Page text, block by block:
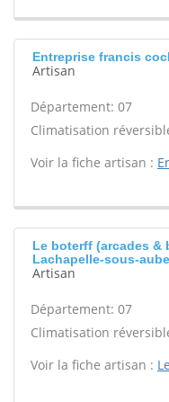
Entreprise francis
Artisan
Département: 07
Climatisation
Voir la fiche artisan :
Le boterff (arcades &
Lachapelle-sous-
Artisan
Département: 07
Climatisation
Voir la fiche artisan :